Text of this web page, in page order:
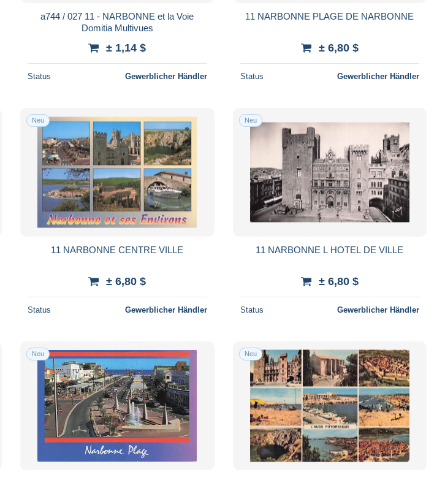
a744 / 027 11 - NARBONNE et la Voie
Domitia Multivues
± 1,14 $
Status Gewerblicher Händler
11 NARBONNE PLAGE DE NARBONNE
± 6,80 $
Status Gewerblicher Händler
Neu
11 NARBONNE CENTRE VILLE
± 6,80 $
Status Gewerblicher Händler
Neu
11 NARBONNE L HOTEL DE VILLE
± 6,80 $
Status Gewerblicher Händler
Neu Neu